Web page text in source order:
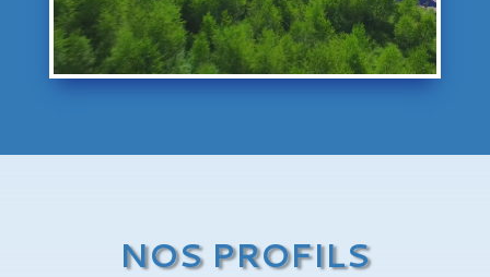
NOS PROFILS